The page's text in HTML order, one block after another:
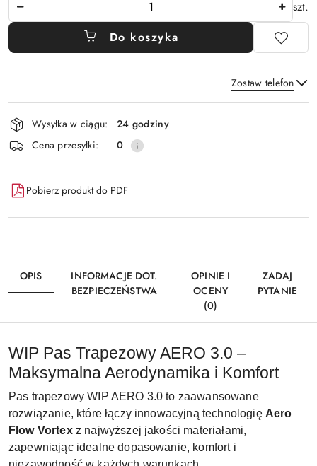
szt.
Do koszyka
Zostaw telefon
Wyślij
Dostępność
i
dostawa
Wysyłka w ciągu:
24 godziny
Cena przesyłki:
0
Pobierz produkt do PDF
OPIS
INFORMACJE DOT.
BEZPIECZEŃSTWA
OPINIE I
OCENY
(0)
ZADAJ
PYTANIE
WIP Pas Trapezowy AERO 3.0 –
Maksymalna Aerodynamika i Komfort
Pas trapezowy WIP AERO 3.0 to zaawansowane
rozwiązanie, które łączy innowacyjną technologię Aero
Flow Vortexz najwyższej jakości materiałami,
zapewniając idealne dopasowanie, komfort i